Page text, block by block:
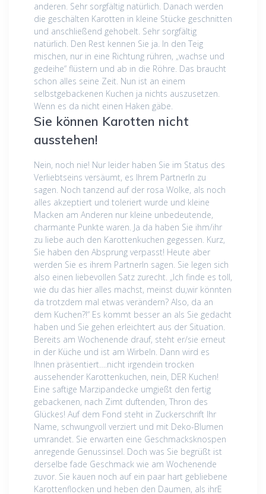
anderen. Sehr sorgfältig natürlich. Danach werden
die geschälten Karotten in kleine Stücke geschnitten
und anschließend gehobelt. Sehr sorgfältig
natürlich. Den Rest kennen Sie ja. In den Teig
mischen, nur in eine Richtung rühren, „wachse und
gedeihe“ flüstern und ab in die Röhre. Das braucht
schon alles seine Zeit. Nun ist an einem
selbstgebackenen Kuchen ja nichts auszusetzen.
Wenn es da nicht einen Haken gäbe.
Sie können Karotten nicht
ausstehen!
Nein, noch nie! Nur leider haben Sie im Status des
Verliebtseins versäumt, es Ihrem PartnerIn zu
sagen. Noch tanzend auf der rosa Wolke, als noch
alles akzeptiert und toleriert wurde und kleine
Macken am Anderen nur kleine unbedeutende,
charmante Punkte waren. Ja da haben Sie ihm/ihr
zu liebe auch den Karottenkuchen gegessen. Kurz,
Sie haben den Absprung verpasst! Heute aber
werden Sie es ihrem PartnerIn sagen. Sie legen sich
also einen liebevollen Satz zurecht. „Ich finde es toll,
wie du das hier alles machst, meinst du,wir könnten
da trotzdem mal etwas verändern? Also, da an
dem Kuchen?!“ Es kommt besser an als Sie gedacht
haben und Sie gehen erleichtert aus der Situation.
Bereits am Wochenende drauf, steht er/sie erneut
in der Küche und ist am Wirbeln. Dann wird es
Ihnen präsentiert….nicht irgendein trocken
aussehender Karottenkuchen, nein, DER Kuchen!
Eine saftige Marzipandecke umgießt den fertig
gebackenen, nach Zimt duftenden, Thron des
Glückes! Auf dem Fond steht in Zuckerschrift Ihr
Name, schwungvoll verziert und mit Deko-Blumen
umrandet. Sie erwarten eine Geschmacksknospen
anregende Genussinsel. Doch was Sie begrüßt ist
derselbe fade Geschmack wie am Wochenende
zuvor. Sie kauen noch auf ein paar hart gebliebene
Karottenflocken und heben den Daumen, als ihrE